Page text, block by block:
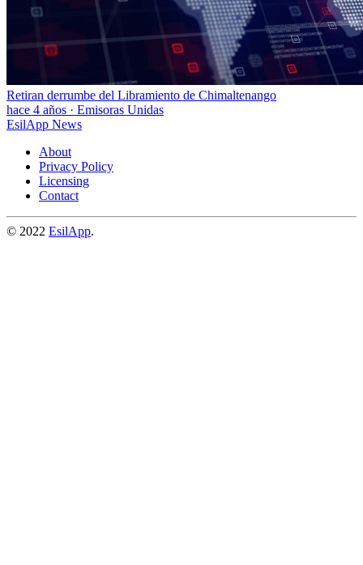
Retiran derrumbe del Libramiento de Chimaltenango
hace 4 años · Emisoras Unidas
EsilApp News
About
Privacy Policy
Licensing
Contact
© 2022 EsilApp.